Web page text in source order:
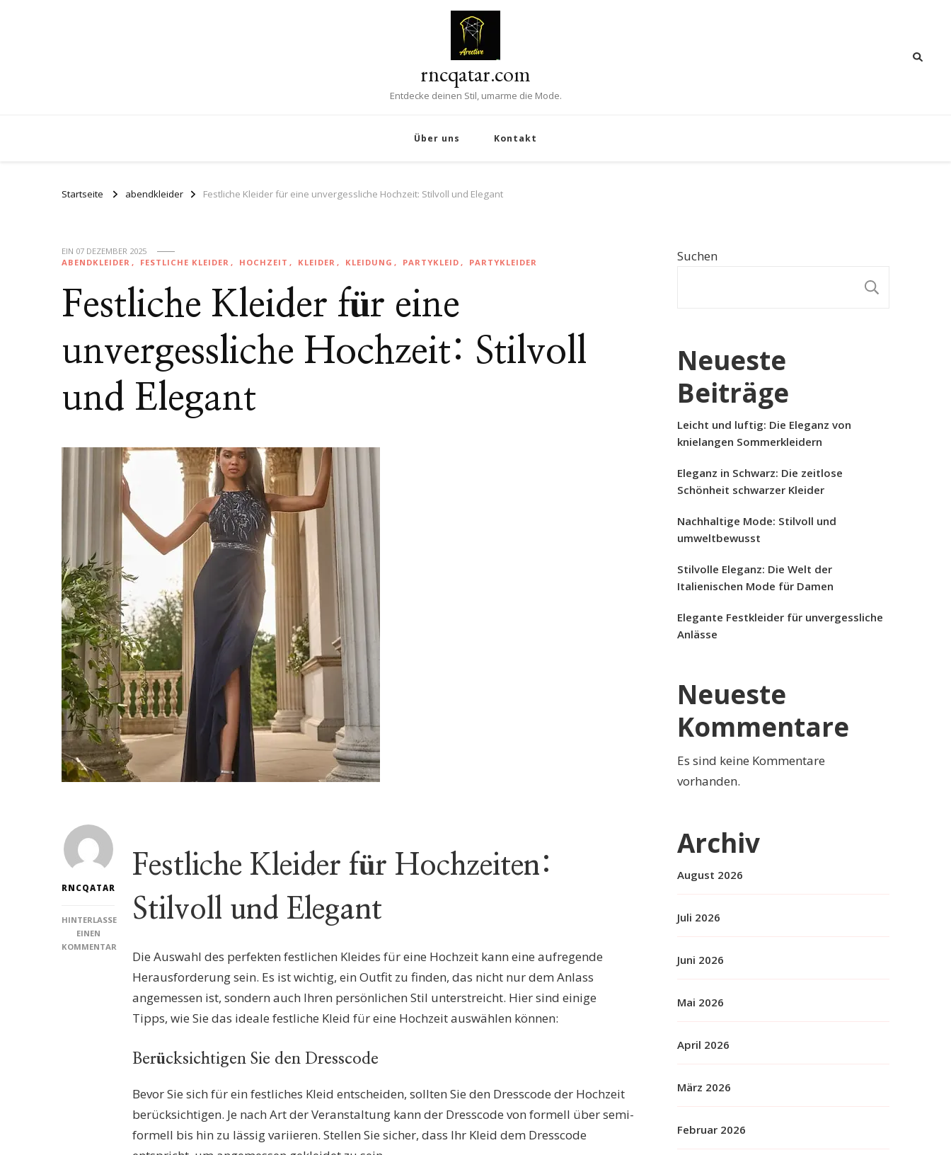
rncqatar.com
Entdecke deinen Stil, umarme die Mode.
Über uns Kontakt
Startseite abendkleider Festliche Kleider für eine unvergessliche Hochzeit: Stilvoll und Elegant
EIN 07 DEZEMBER 2025
ABENDKLEIDER
FESTLICHE KLEIDER HOCHZEIT KLEIDER KLEIDUNG PARTYKLEID PARTYKLEIDER
Festliche Kleider für eine
unvergessliche Hochzeit: Stilvoll
und Elegant
RNCQATAR
HINTERLASSE
EINEN
KOMMENTAR
UNVERGESSLICHE
Festliche Kleider für Hochzeiten:
Stilvoll und Elegant
Die Auswahl des perfekten festlichen Kleides für eine Hochzeit kann eine aufregende
Herausforderung sein. Es ist wichtig, ein Outfit zu finden, das nicht nur dem Anlass
angemessen ist, sondern auch Ihren persönlichen Stil unterstreicht. Hier sind einige
Tipps, wie Sie das ideale festliche Kleid für eine Hochzeit auswählen können:
Berücksichtigen Sie den Dresscode
Bevor Sie sich für ein festliches Kleid entscheiden, sollten Sie den Dresscode der Hochzeit
berücksichtigen. Je nach Art der Veranstaltung kann der Dresscode von formell über semi-
formell bis hin zu lässig variieren. Stellen Sie sicher, dass Ihr Kleid dem Dresscode
Suchen
Neueste
Beiträge
Leicht und luftig: Die Eleganz von
knielangen Sommerkleidern
Eleganz in Schwarz: Die zeitlose
Schönheit schwarzer Kleider
Nachhaltige Mode: Stilvoll und
umweltbewusst
Stilvolle Eleganz: Die Welt der
Italienischen Mode für Damen
Elegante Festkleider für unvergessliche
Anlässe
Neueste
Kommentare
Es sind keine Kommentare
vorhanden.
Archiv
August 2026
Juli 2026
Juni 2026
Mai 2026
April 2026
März 2026
Februar 2026